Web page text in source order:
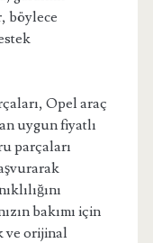
böylece
Opel araç
uygun fiyatlı
parçaları
bakımı için
ve orijinal